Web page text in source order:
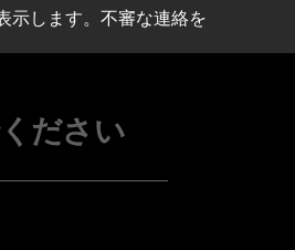
示します。不審な連絡を
ださい